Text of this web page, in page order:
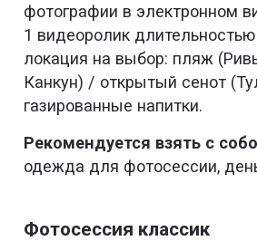
фотографии в электронном
1 видеоролик
локация на выбор: пляж
Канкун) / открытый сенот
газированные напитки.
Рекомендуется взять с
одежда для фотосессии,
Фотосессия классик